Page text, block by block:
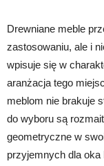
Drewniane meble
zastosowaniu, ale i
wpisuje się w
aranżacja tego
meblom nie brakuje
do wyboru są
geometryczne w
przyjemnych dla oka